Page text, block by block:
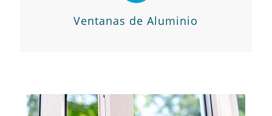
Ventanas de Aluminio